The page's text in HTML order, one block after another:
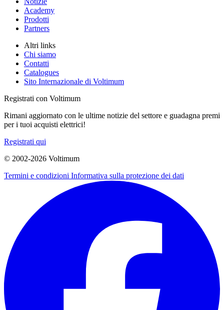
Academy
Prodotti
Partners
Altri links
Chi siamo
Contatti
Catalogues
Sito Internazionale di Voltimum
Registrati con Voltimum
Rimani aggiornato con le ultime notizie del settore e guadagna premi
per i tuoi acquisti elettrici!
Registrati qui
© 2002-2026 Voltimum
Termini e condizioni Informativa sulla protezione dei dati